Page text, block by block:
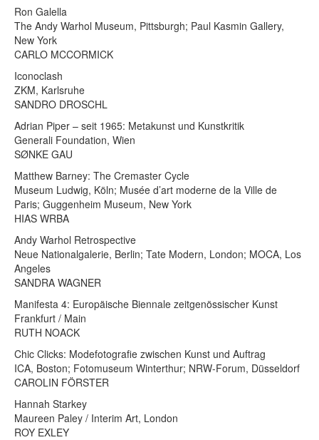
Ron Galella
The Andy Warhol Museum, Pittsburgh; Paul Kasmin Gallery,
New York
CARLO MCCORMICK
Iconoclash
ZKM, Karlsruhe
SANDRO DROSCHL
Adrian Piper – seit 1965: Metakunst und Kunstkritik
Generali Foundation, Wien
SØNKE GAU
Matthew Barney: The Cremaster Cycle
Museum Ludwig, Köln; Musée d’art moderne de la Ville de
Paris; Guggenheim Museum, New York
HIAS WRBA
Andy Warhol Retrospective
Neue Nationalgalerie, Berlin; Tate Modern, London; MOCA, Los
Angeles
SANDRA WAGNER
Manifesta 4: Europäische Biennale zeitgenössischer Kunst
Frankfurt / Main
RUTH NOACK
Chic Clicks: Modefotografie zwischen Kunst und Auftrag
ICA, Boston; Fotomuseum Winterthur; NRW-Forum, Düsseldorf
CAROLIN FÖRSTER
Hannah Starkey
Maureen Paley / Interim Art, London
ROY EXLEY